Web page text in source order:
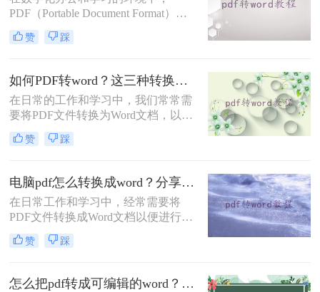
PDF（Portable Document Format）因
其良好的兼容性和稳定性，成为了一
种广泛使用的文档格式。然而，有时
档，以便进行编辑和修改。那么电脑
pdf怎么免费转word呢？本文将介绍两
种免费将电脑上的PDF转换为Word的
方法。
赞 踩
如何PDF转word？这三种转换方法了解一下！
在日常的工作和学习中，我们常常需
要将PDF文件转换为Word文档，以便
进行编辑和修改。然而，由于PDF和
Word是两种不同的文件格式，转换过
PDF转word呢？本文将介绍三种高效
且实用的PDF转Word方法，帮助用户
轻松完成文件格式转换。
赞 踩
电脑pdf怎么转换成word？分享三种实用转换方法！
在日常工作和学习中，经常需要将
PDF文件转换成Word文档以便进行编
辑和修改。那么电脑pdf怎么转换成
word呢？本文将介绍三种常用的电脑
赞 踩
怎么把pdf转成可编辑的word？建议收藏这五种转换方法！